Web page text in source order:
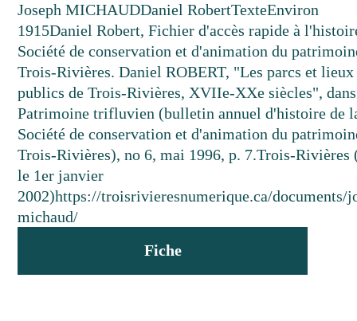
Joseph MICHAUDDaniel RobertTexteEnviron
1915Daniel Robert, Fichier d'accès rapide à
Société de conservation et d'animation du
Trois-Rivières. Daniel ROBERT, "Les parcs et lieux
publics de Trois-Rivières, XVIIe-XXe siècles",
Patrimoine trifluvien (bulletin annuel d'histoire de
Société de conservation et d'animation du
Trois-Rivières), no 6, mai 1996, p. 7.Trois-Rivières
le 1er janvier
2002)https://troisrivieresnumerique.ca/documents/
michaud/
Fiche